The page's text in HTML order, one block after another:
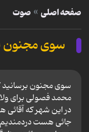
صفحه اصلی صوت
سوی مجنون
سوی مجنون
محمد فصولی برای
در این شهر که
جائی هست